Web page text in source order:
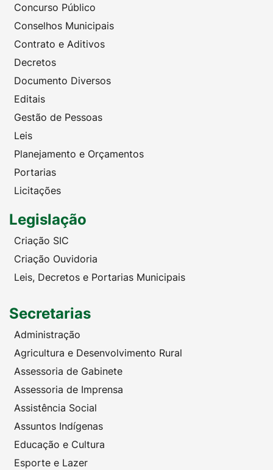
Concurso Público
Conselhos Municipais
Contrato e Aditivos
Decretos
Documento Diversos
Editais
Gestão de Pessoas
Leis
Planejamento e Orçamentos
Portarias
Licitações
Legislação
Criação SIC
Criação Ouvidoria
Leis, Decretos e Portarias Municipais
Secretarias
Administração
Agricultura e Desenvolvimento Rural
Assessoria de Gabinete
Assessoria de Imprensa
Assistência Social
Assuntos Indígenas
Educação e Cultura
Esporte e Lazer